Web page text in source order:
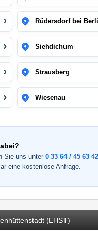
Rüdersdorf bei
Siehdichum
Strausberg
Wiesenau
Sie uns unter 0 33 64 / 45 63
eine kostenlose Anfrage.
(EHST)